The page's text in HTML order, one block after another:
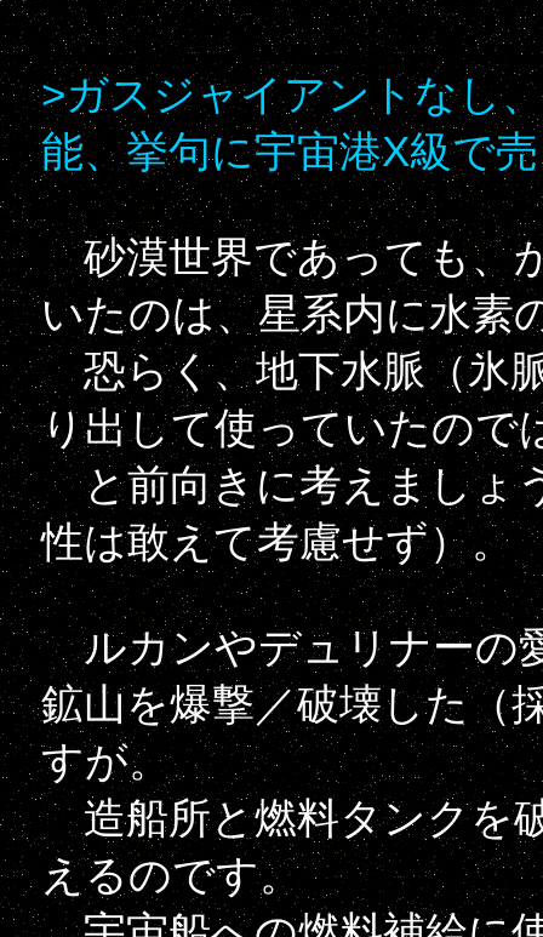
>ガスジャイアントなし
能、挙句に宇宙港X級で
砂漠世界であっても、
いたのは、星系内に水素
恐らく、地下水脈（氷
り出して使っていたので
と前向きに考えましょ
性は敢えて考慮せず）。
ルカンやデュリナーの
鉱山を爆撃／破壊した（
すが。
造船所と燃料タンクを
えるのです。